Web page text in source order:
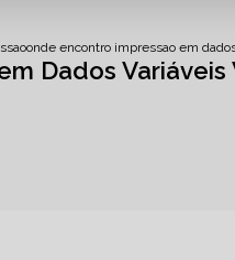
onde encontro impressao em
Dados Variáveis